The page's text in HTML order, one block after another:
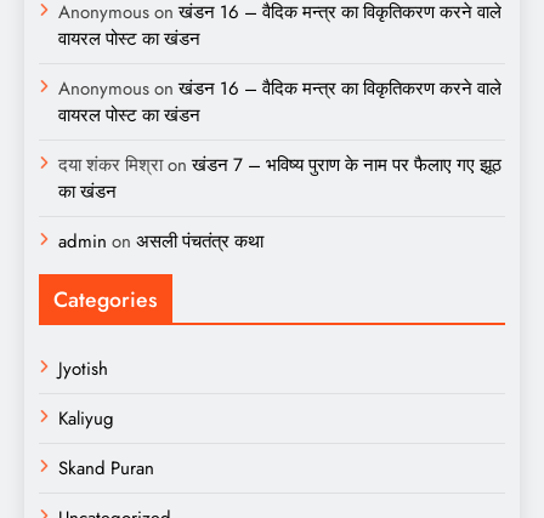
Anonymousonखंडन 16 – वैदिक मन्त्र का विकृतिकरण करने वाले
वायरल पोस्ट का खंडन
Anonymousonखंडन 16 – वैदिक मन्त्र का विकृतिकरण करने वाले
वायरल पोस्ट का खंडन
दया शंकर मिश्राonखंडन 7 – भविष्य पुराण के नाम पर फैलाए गए झूठ
का खंडन
admin on असली पंचतंत्र कथा
Categories
Jyotish
Kaliyug
Skand Puran